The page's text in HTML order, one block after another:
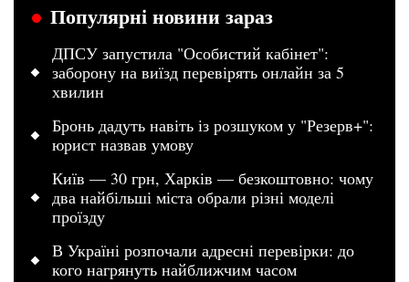
Популярні новини зараз
ДПСУ запустила "Особистий кабінет":
заборону на виїзд перевірять онлайн за 5
хвилин
Бронь дадуть навіть із розшуком у "Резерв+":
юрист назвав умову
Київ — 30 грн, Харків — безкоштовно: чому
два найбільші міста обрали різні моделі
проїзду
В Україні розпочали адресні перевірки: до
кого нагрянуть найближчим часом